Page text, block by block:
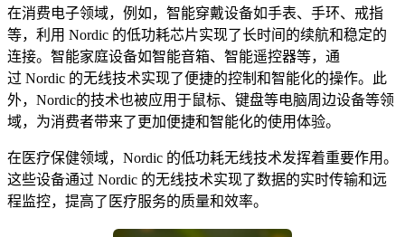
在消费电子领域，例如，智能穿戴设备如手表、手环、戒指
等，利用 Nordic 的低功耗芯片实现了长时间的续航和稳定的
连接。智能家庭设备如智能音箱、智能遥控器等，通
过 Nordic 的无线技术实现了便捷的控制和智能化的操作。此
外，Nordic的技术也被应用于鼠标、键盘等电脑周边设备等领
域，为消费者带来了更加便捷和智能化的使用体验。
在医疗保健领域，Nordic 的低功耗无线技术发挥着重要作用。
这些设备通过 Nordic 的无线技术实现了数据的实时传输和远
程监控，提高了医疗服务的质量和效率。